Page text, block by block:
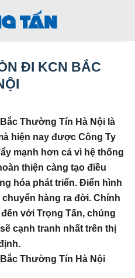
ĐI KCN BẮC
Thường Tín Hà Nội là
hiện nay được Công Ty
mạnh hơn cả vì hệ thống
thiện càng tạo điều
hóa phát triển. Điển hình
hàng ra đời. Chính
với Trọng Tấn, chúng
cạnh tranh nhất trên thị
Thường Tín Hà Nội